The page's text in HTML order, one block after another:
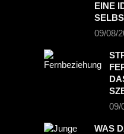
EINE
09/08/
09/
WAS